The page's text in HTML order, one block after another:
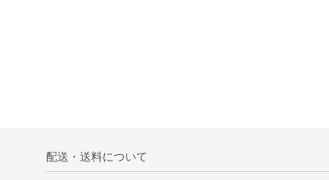
配送・送料について